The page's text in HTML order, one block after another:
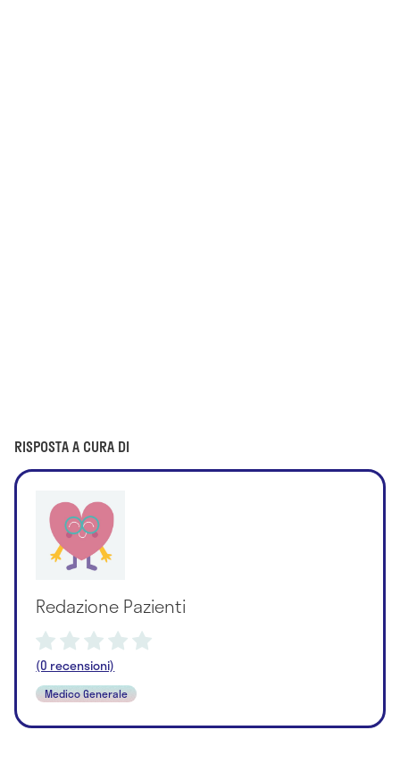
RISPOSTA A CURA DI
Redazione Pazienti
(0 recensioni)
Medico Generale